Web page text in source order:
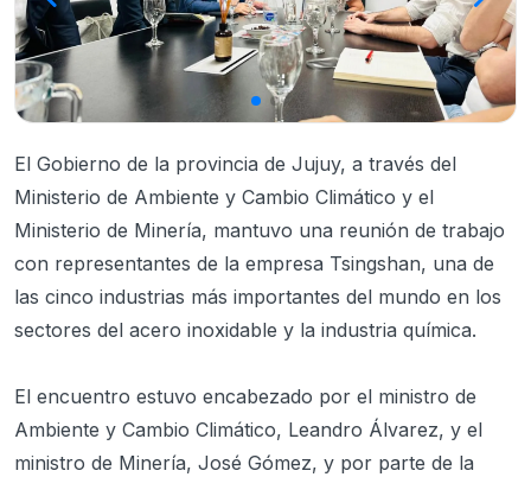
El Gobierno de la provincia de Jujuy, a través del
Ministerio de Ambiente y Cambio Climático y el
Ministerio de Minería, mantuvo una reunión de trabajo
con representantes de la empresa Tsingshan, una de
las cinco industrias más importantes del mundo en los
sectores del acero inoxidable y la industria química.
El encuentro estuvo encabezado por el ministro de
Ambiente y Cambio Climático, Leandro Álvarez, y el
ministro de Minería, José Gómez, y por parte de la